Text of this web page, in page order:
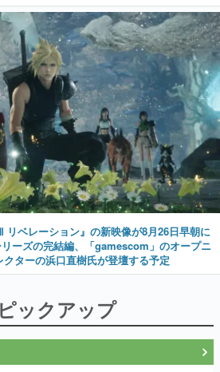
リベレーション』の新映像が8月26日早朝に
ーズの完結編、「gamescom」のオープニ
ターの浜口直樹氏が登壇する予定
ックアップ